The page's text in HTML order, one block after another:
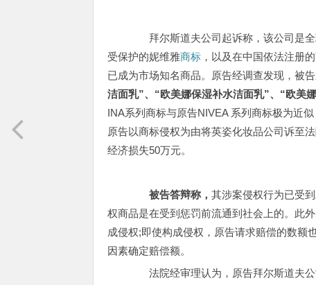
拜尔斯道夫公司起诉称，该公司是全
受保护的妮维雅商标 ，以及在中国依法注册
已成为市场知名商品。原告经调查发现，被
洁面乳”、“欧美娜保湿补水洁面乳”、“欧美
INA系列商标与原告NIVEA 系列商标极为近
原告以商标侵权为由将英姿化妆品公司诉至
经济损失50万元。
被告答辩称，其涉案侵权行为已受
权商品是在受到惩罚前流通到社会上的。此
成侵权;即使构成侵权，原告请求赔偿的数额
因素确定赔偿额。
法院经审理认为，原告拜尔斯道夫公